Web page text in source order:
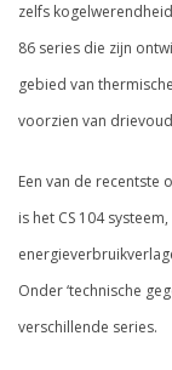
zelfs
86 series die zijn
gebied van
voorzien van
Een van de recentste
is het CS 104
Onder ‘technische
verschillende series.